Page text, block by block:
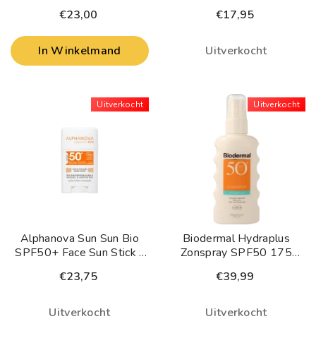
€23,00
In Winkelmand
€17,95
Uitverkocht
Uitverkocht
Alphanova Sun Sun Bio
SPF50+ Face Sun Stick -
€23,75
Uitverkocht
Uitverkocht
Biodermal Hydraplus
Zonspray SPF50 175
€39,99
Uitverkocht